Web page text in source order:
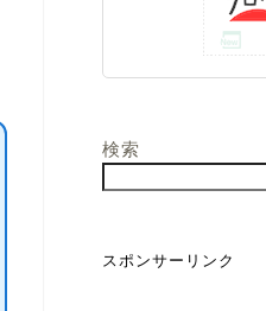
検索
スポンサーリンク